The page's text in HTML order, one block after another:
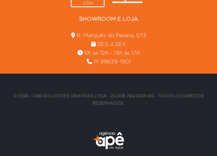
SHOWROOM E LOJA
R. Marquês do Paraná, 573
SEG á SEX
8h às 12h - 13h às 17h
41 99639-1901
© 2026 - CNB SOLUCOES CRIATIVAS LTDA - 20.008.765/0001-85 - TODOS OS DIREITOS
RESERVADOS.